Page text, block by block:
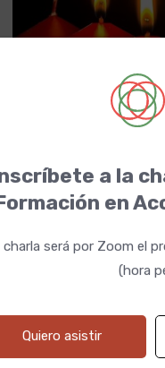
Fechas 28
a la
en
charla será por Zoom el
(hora
Quiero asistir